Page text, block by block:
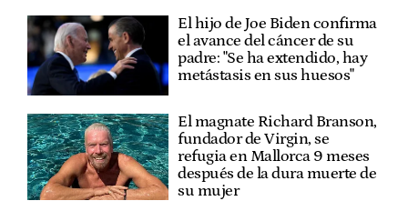
El hijo de Joe Biden confirma
el avance del cáncer de su
padre: "Se ha extendido, hay
metástasis en sus huesos"
El magnate Richard Branson,
fundador de Virgin, se
refugia en Mallorca 9 meses
después de la dura muerte de
su mujer